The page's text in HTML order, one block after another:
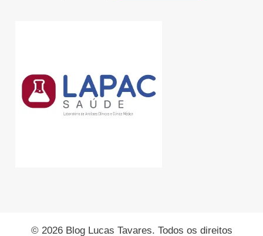
© 2026 Blog Lucas Tavares. Todos os direitos